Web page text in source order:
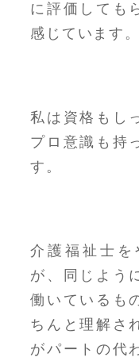
に評価しても
感じています。
私は資格もし
プロ意識も持
す。
介護福祉士を
が、同じよう
働いているも
ちんと理解さ
がパートの代